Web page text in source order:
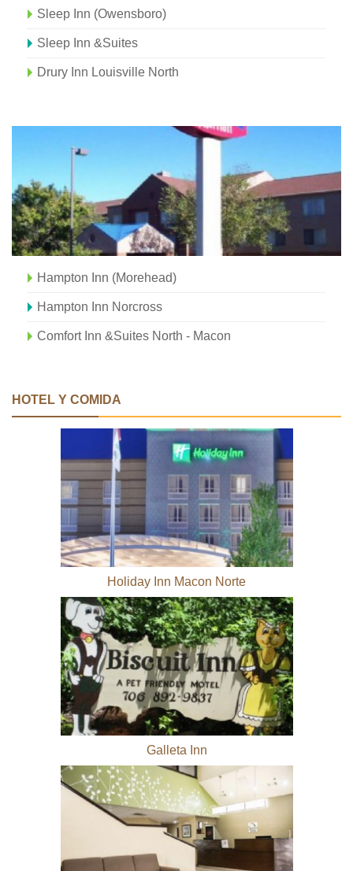
Sleep Inn (Owensboro)
Sleep Inn &Suites
Drury Inn Louisville North
Hampton Inn (Morehead)
Hampton Inn Norcross
Comfort Inn &Suites North - Macon
HOTEL Y COMIDA
Holiday Inn Macon Norte
Galleta Inn